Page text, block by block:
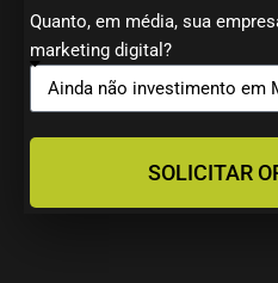
Quanto, em média, sua
marketing digital?
SOLICITAR